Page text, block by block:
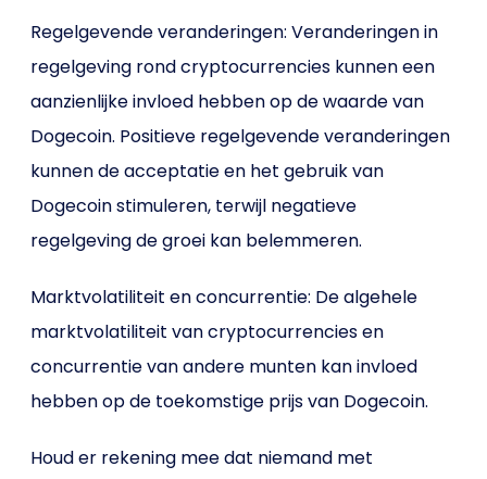
Regelgevende veranderingen: Veranderingen in
regelgeving rond cryptocurrencies kunnen een
aanzienlijke invloed hebben op de waarde van
Dogecoin. Positieve regelgevende veranderingen
kunnen de acceptatie en het gebruik van
Dogecoin stimuleren, terwijl negatieve
regelgeving de groei kan belemmeren.
Marktvolatiliteit en concurrentie: De algehele
marktvolatiliteit van cryptocurrencies en
concurrentie van andere munten kan invloed
hebben op de toekomstige prijs van Dogecoin.
Houd er rekening mee dat niemand met